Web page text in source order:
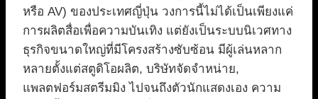
หรือ AV) ของประเทศญี่ปุ่น วงการนี้ไม่ได้เป็นเพียงแค่
การผลิตสื่อเพื่อความบันเทิง แต่ยังเป็นระบบนิเวศทาง
ธุรกิจขนาดใหญ่ที่มีโครงสร้างซับซ้อน มีผู้เล่นหลาก
หลายตั้งแต่สตูดิโอผลิต, บริษัทจัดจำหน่าย,
แพลตฟอร์มสตรีมมิง ไปจนถึงตัวนักแสดงเอง ความ